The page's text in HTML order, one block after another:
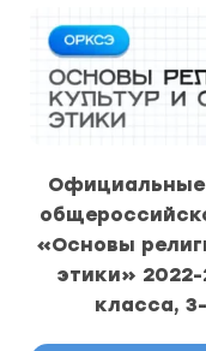
Официальные
«Основы
этики» 2022-
класса,